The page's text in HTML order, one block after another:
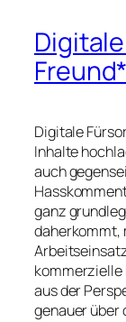
Digitale
Inhalte
auch
ganz
daherkommt,
kommerzielle
aus der
genauer über